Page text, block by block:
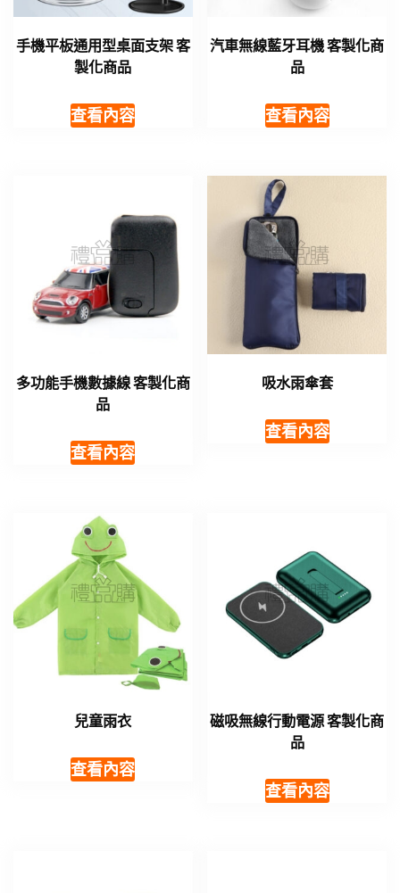
手機平板通用型桌面支架 客
製化商品
查看內容
汽車無線藍牙耳機 客製化商
品
查看內容
多功能手機數據線 客製化商
品
查看內容
吸水雨傘套
查看內容
兒童雨衣
查看內容
磁吸無線行動電源 客製化商
品
查看內容